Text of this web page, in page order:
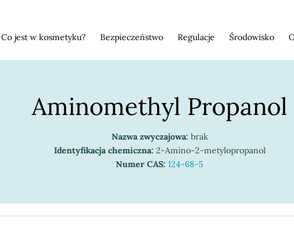
Co jest w kosmetyku? Bezpieczeństwo Regulacje Środowisko
Aminomethyl Propanol
Nazwa zwyczajowa: brak
Identyfikacja chemiczna: 2-Amino-2-metylopropanol
Numer CAS: 124-68-5